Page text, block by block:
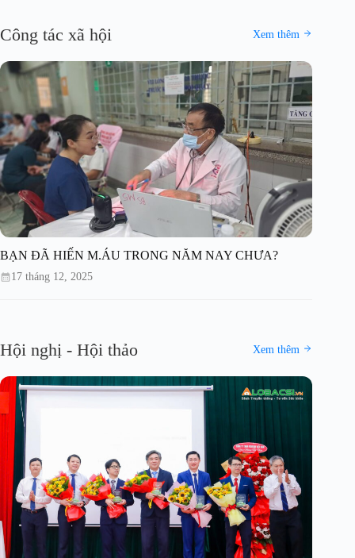
Công tác xã hội Xem thêm
BẠN ĐÃ HIẾN M.ÁU TRONG NĂM NAY CHƯA?
17 tháng 12, 2025
Hội nghị - Hội thảo Xem thêm